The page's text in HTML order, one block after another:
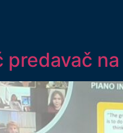
predavač